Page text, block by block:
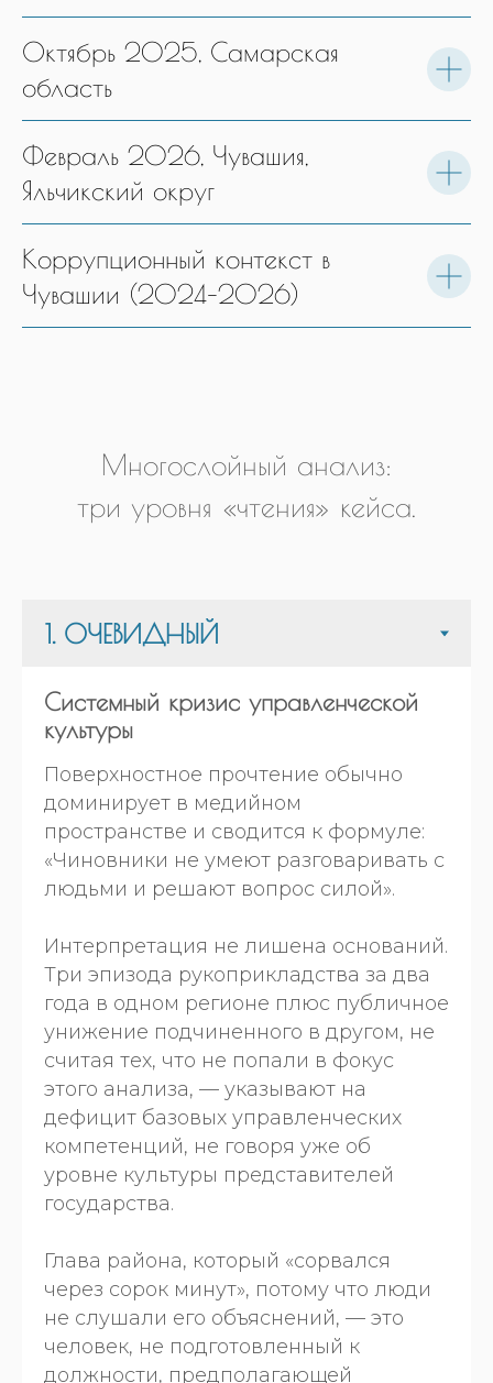
Октябрь 2025, Самарская
область
Февраль 2026, Чувашия,
Яльчикский округ
Коррупционный контекст в
Чувашии (2024–2026)
Многослойный анализ:
три уровня «чтения» кейса.
Системный кризис управленческой
культуры
Поверхностное прочтение обычно
доминирует в медийном
пространстве и сводится к формуле:
«Чиновники не умеют разговаривать с
людьми и решают вопрос силой».
Интерпретация не лишена оснований.
Три эпизода рукоприкладства за два
года в одном регионе плюс публичное
унижение подчиненного в другом, не
считая тех, что не попали в фокус
этого анализа, — указывают на
дефицит базовых управленческих
компетенций, не говоря уже об
уровне культуры представителей
государства.
Глава района, который «сорвался
через сорок минут», потому что люди
не слушали его объяснений, — это
человек, не подготовленный к
должности, предполагающей